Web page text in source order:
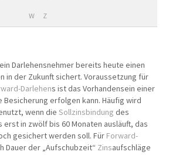
W Z
Darlehensnehmer bereits heute einen
in der Zukunft sichert. Voraussetzung für
Darlehens ist das Vorhandensein einer
erfolgen kann. Häufig wird
wenn die Sollzinsbindung des
in zwölf bis 60 Monaten ausläuft, das
gesichert werden soll. Für Forward-
Dauer der „Aufschubzeit“ Zinsaufschläge